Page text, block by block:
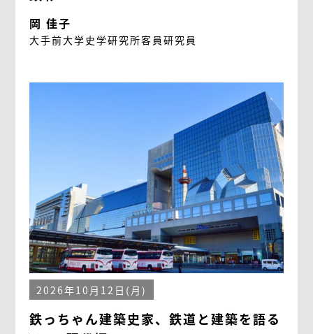
岡 佳子
大手前大学史学研究所客員研究員
2026年10月12日(月)
鉄っちゃん建築史家、鉄道と建築を語る